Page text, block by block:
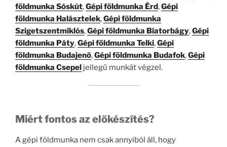
földmunka Sóskút,Gépi földmunka Érd,Gépi
földmunka Halásztelek,Gépi földmunka
Szigetszentmiklós,Gépi földmunka Biatorbágy,Gépi
földmunka Páty,Gépi földmunka Telki,Gépi
földmunka Budajenő,Gépi földmunka Budafok,Gépi
földmunka Csepel jellegű munkát végzel.
Miért fontos az előkészítés?
A gépi földmunka nem csak annyiból áll, hogy